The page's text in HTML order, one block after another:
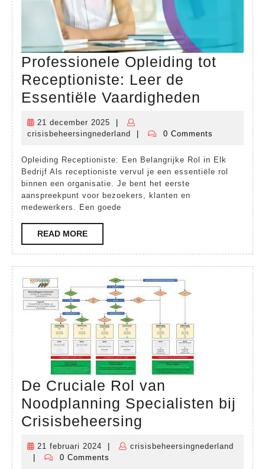
Professionele Opleiding tot
Receptioniste: Leer de
Essentiële Vaardigheden
tot
Leer
21 december 2025
21
december
crisisbeheersingnederland
crisisbeheersingnederland
0 Comments
Opleiding Receptioniste: Een Belangrijke Rol in Elk
Bedrijf Als receptioniste vervul je een essentiële rol
binnen een organisatie. Je bent het eerste
aanspreekpunt voor bezoekers, klanten en
medewerkers. Een goede
READ MOREREAD
MORE
De Cruciale Rol van
Noodplanning Specialisten bij
Crisisbeheersing
21 februari 2024
21
februari
crisisbeheersingnederland
crisisbeheersingnederland
0 Comments